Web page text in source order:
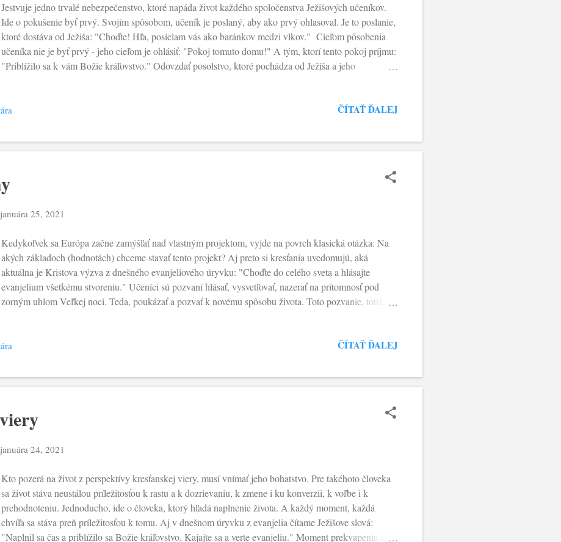
Jestvuje jedno trvalé nebezpečenstvo, ktoré napáda život každého spoločenstva Ježišových učeníkov.
Ide o pokušenie byť prvý. Svojím spôsobom, učeník je poslaný, aby ako prvý ohlasoval. Je to poslanie,
ktoré dostáva od Ježiša: "Choďte! Hľa, posielam vás ako baránkov medzi vlkov." Cieľom pôsobenia
učeníka nie je byť prvý - jeho cieľom je ohlásiť: "Pokoj tomuto domu!" A tým, ktorí tento pokoj príjmu:
"Priblížilo sa k vám Božie kráľovstvo." Odovzdať posolstvo, ktoré pochádza od Ježiša a jeho
pravá sloboda učeníka, v ktorej prijali pozvanie vykročiť. Zároveň je to sloboda vyjadrená úprimnou
je plodom mnohých, ktorí ju v takej slobode odovzdávali aj ...
ČÍTAŤ ĎALEJ
januára 25, 2021
Kedykoľvek sa Európa začne zamýšľať nad vlastným projektom, vyjde na povrch klasická otázka: Na
akých základoch (hodnotách) chceme stavať tento projekt? Aj preto si kresťania uvedomujú, aká
aktuálna je Kristova výzva z dnešného evanjeliového úryvku: "Choďte do celého sveta a hlásajte
evanjelium všetkému stvoreniu." Učeníci sú pozvaní hlásať, vysvetľovať, nazerať na prítomnosť pod
zorným uhlom Veľkej noci. Teda, poukázať a pozvať k novému spôsobu života. Toto pozvanie, totiž,
Petrovi”, ale ony: "nepovedali nikomu nič, lebo sa báli”. Podobný postoj a strach zaujali samotní
skúsenosti so vzkrieseným Ježišom, učeníci sú schopní bez strachu ohlasovať, že Ježiš je živí. Teda,
naplniť ú...
ČÍTAŤ ĎALEJ
januára 24, 2021
Kto pozerá na život z perspektívy kresťanskej viery, musí vnímať jeho bohatstvo. Pre takéhoto človeka
sa život stáva neustálou príležitosťou k rastu a k dozrievaniu, k zmene i ku konverzii, k voľbe i k
prehodnoteniu. Jednoducho, ide o človeka, ktorý hľadá naplnenie života. A každý moment, každá
chvíľa sa stáva preň príležitosťou k tomu. Aj v dnešnom úryvku z evanjelia čítame Ježišove slová:
"Naplnil sa čas a priblížilo sa Božie kráľovstvo. Kajajte sa a verte evanjeliu." Moment prekvapenia a